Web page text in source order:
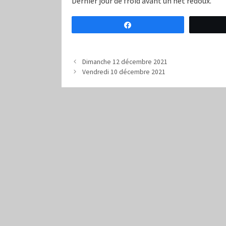
Dimanche 12 décembre 2021
Vendredi 10 décembre 2021